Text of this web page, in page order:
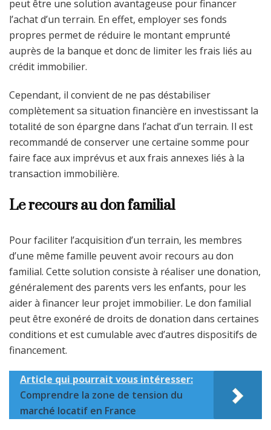
peut être une solution avantageuse pour financer
l’achat d’un terrain. En effet, employer ses fonds
propres permet de réduire le montant emprunté
auprès de la banque et donc de limiter les frais liés au
crédit immobilier.
Cependant, il convient de ne pas déstabiliser
complètement sa situation financière en investissant la
totalité de son épargne dans l’achat d’un terrain. Il est
recommandé de conserver une certaine somme pour
faire face aux imprévus et aux frais annexes liés à la
transaction immobilière.
Le recours au don familial
Pour faciliter l’acquisition d’un terrain, les membres
d’une même famille peuvent avoir recours au don
familial. Cette solution consiste à réaliser une donation,
généralement des parents vers les enfants, pour les
aider à financer leur projet immobilier. Le don familial
peut être exonéré de droits de donation dans certaines
conditions et est cumulable avec d’autres dispositifs de
financement.
Article qui pourrait vous intéresser:
Comprendre la zone de tension du
marché locatif en France